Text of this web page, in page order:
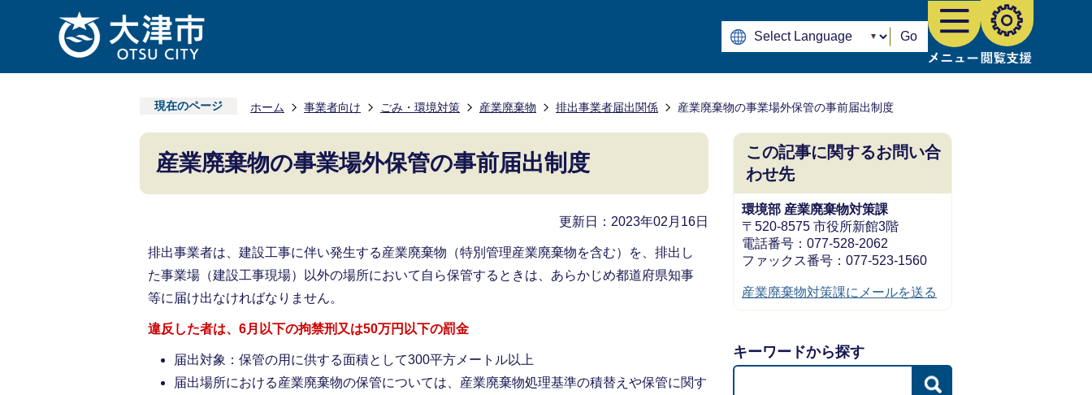
Go
現在のページ ホーム 事業者向け ごみ・環境対策 産業廃棄物 排出事業者届出関係 産業廃棄物の事業場外保管の事前届出制度
産業廃棄物の事業場外保管の事前届出制度
更新日：2023年02月16日
排出事業者は、建設工事に伴い発生する産業廃棄物（特別管理産業廃棄物を含む）を、排出し
た事業場（建設工事現場）以外の場所において自ら保管するときは、あらかじめ都道府県知事
等に届け出なければなりません。
違反した者は、6月以下の拘禁刑又は50万円以下の罰金
届出対象：保管の用に供する面積として300平方メートル以上
届出場所における産業廃棄物の保管については、産業廃棄物処理基準の積替えや保管に関す
この記事に関するお問い合
わせ先
環境部 産業廃棄物対策課
〒520-8575 市役所新館3階
電話番号：077-528-2062
ファックス番号：077-523-1560
産業廃棄物対策課にメールを送る
キーワードから探す